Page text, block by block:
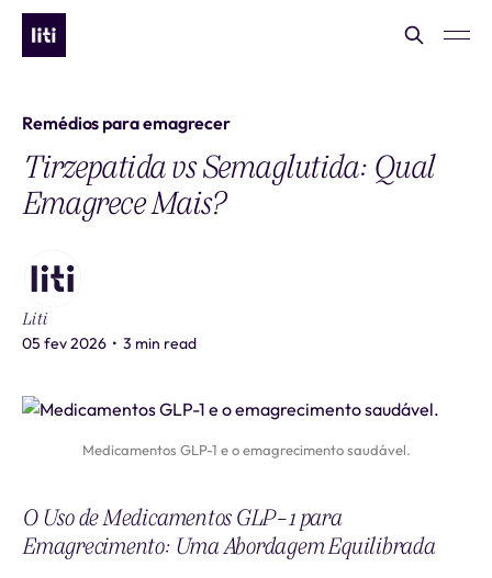
Remédios para emagrecer
Tirzepatida vs Semaglutida: Qual
Emagrece Mais?
Liti
05 fev 2026 • 3 min read
Medicamentos GLP-1 e o emagrecimento saudável.
O Uso de Medicamentos GLP-1 para
Emagrecimento: Uma Abordagem Equilibrada